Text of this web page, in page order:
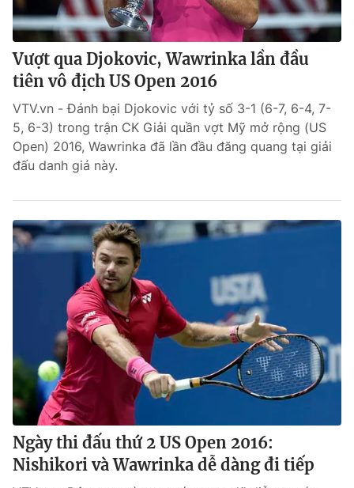
Vượt qua Djokovic, Wawrinka lần đầu
tiên vô địch US Open 2016
VTV.vn - Đánh bại Djokovic với tỷ số 3-1 (6-7, 6-4, 7-
5, 6-3) trong trận CK Giải quần vợt Mỹ mở rộng (US
Open) 2016, Wawrinka đã lần đầu đăng quang tại giải
đấu danh giá này.
Ngày thi đấu thứ 2 US Open 2016:
Nishikori và Wawrinka dễ dàng đi tiếp